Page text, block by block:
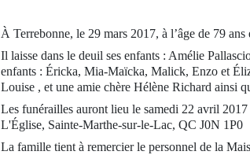
À Terrebonne, le 29 mars 2017, à l’âge de 79
Il laisse dans le deuil ses enfants : Amélie
enfants : Éricka, Mia-Maïcka, Malick, Enzo et
Louise , et une amie chère Hélène Richard ainsi
Les funérailles auront lieu le samedi 22 avril
L'Église, Sainte-Marthe-sur-le-Lac, QC J0N 1P0
La famille tient à remercier le personnel de la